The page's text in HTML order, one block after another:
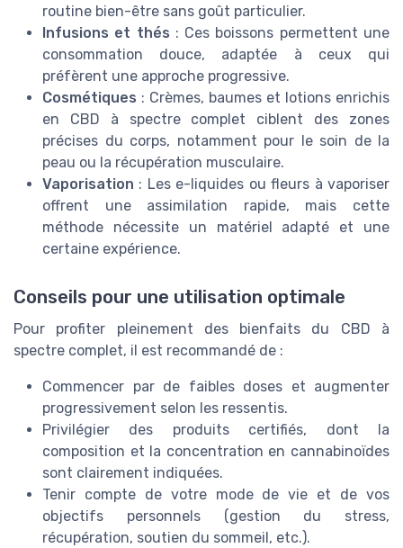
routine bien-être sans goût particulier.
Infusions et thés : Ces boissons permettent une
consommation douce, adaptée à ceux qui
préfèrent une approche progressive.
Cosmétiques : Crèmes, baumes et lotions enrichis
en CBD à spectre complet ciblent des zones
précises du corps, notamment pour le soin de la
peau ou la récupération musculaire.
Vaporisation : Les e-liquides ou fleurs à vaporiser
offrent une assimilation rapide, mais cette
méthode nécessite un matériel adapté et une
certaine expérience.
Conseils pour une utilisation optimale
Pour profiter pleinement des bienfaits du CBD à
spectre complet, il est recommandé de :
Commencer par de faibles doses et augmenter
progressivement selon les ressentis.
Privilégier des produits certifiés, dont la
composition et la concentration en cannabinoïdes
sont clairement indiquées.
Tenir compte de votre mode de vie et de vos
objectifs personnels (gestion du stress,
récupération, soutien du sommeil, etc.).